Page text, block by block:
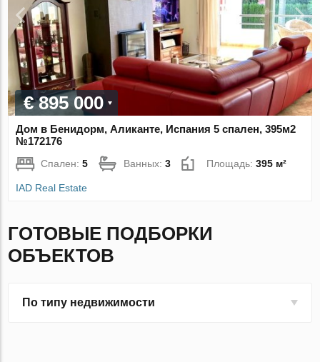
€ 895 000
Дом в Бенидорм, Аликанте, Испания 5 спален, 395м2
№172176
Спален:5 Ванных:3 Площадь:395 м²
IAD Real Estate
ГОТОВЫЕ ПОДБОРКИ
ОБЪЕКТОВ
По типу недвижимости